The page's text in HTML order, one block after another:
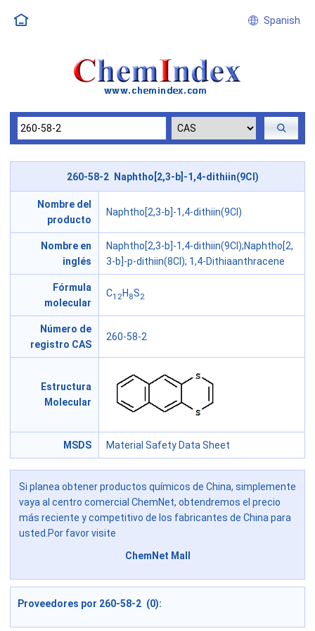
Spanish
260-58-2 Naphtho[2,3-b]-1,4-dithiin(9CI)
Nombre del
producto
Naphtho[2,3-b]-1,4-dithiin(9CI)
Nombre en
inglés
Naphtho[2,3-b]-1,4-dithiin(9CI);Naphtho[2,
3-b]-p-dithiin(8CI); 1,4-Dithiaanthracene
Fórmula
molecular
C12H 8S2
Número de
registro CAS
260-58-2
Estructura
Molecular
MSDS Material Safety Data Sheet
Si planea obtener productos químicos de China, simplemente
vaya al centro comercial ChemNet, obtendremos el precio
más reciente y competitivo de los fabricantes de China para
usted.Por favor visite
ChemNet Mall
Proveedores por 260-58-2 (0):